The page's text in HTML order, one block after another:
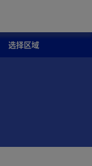
选择区域